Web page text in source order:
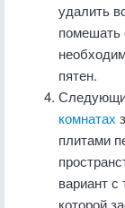
удалить
помешать
пятен.
комнатах
плитами
вариант с
которой